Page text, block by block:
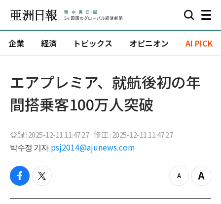
企業 経済 トピックス オピニオン AI PICK
エアプレミア、就航後初の年
間搭乗客100万人突破
登録 : 2025-12-11 11:47:27 修正 : 2025-12-11 11:47:27
박수정 기자 psj2014@ajunews.com
f
c
t
i
z
o
Z
o